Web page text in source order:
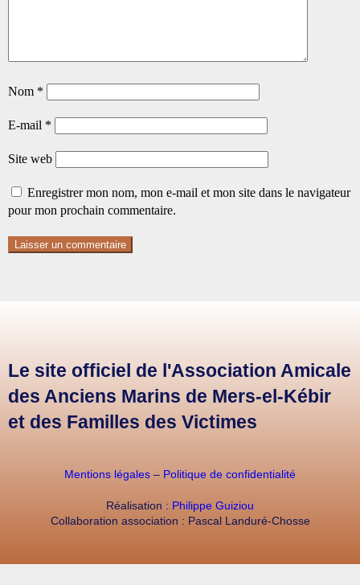
Nom *
E-mail *
Site web
Enregistrer mon nom, mon e-mail et mon site dans le navigateur
pour mon prochain commentaire.
Le site officiel de l'Association Amicale
des Anciens Marins de Mers-el-Kébir
et des Familles des Victimes
Mentions légales – Politique de confidentialité
Réalisation : Philippe Guiziou
Collaboration association : Pascal Landuré-Chosse